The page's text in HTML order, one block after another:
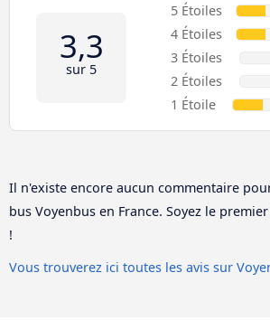
3,3
sur 5
5 Étoiles
4 Étoiles
3 Étoiles
2 Étoiles
1 Étoile
Il n'existe encore aucun commentaire
bus Voyenbus en France. Soyez le
!
Vous trouverez ici toutes les avis sur